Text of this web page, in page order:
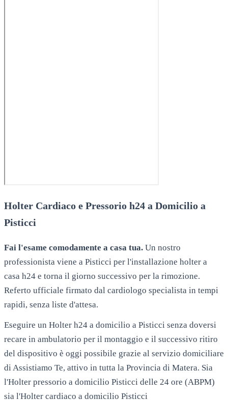
Holter Cardiaco e Pressorio h24 a Domicilio a
Pisticci
Fai l'esame comodamente a casa tua. Un nostro
professionista viene a Pisticci per l'installazione holter a
casa h24 e torna il giorno successivo per la rimozione.
Referto ufficiale firmato dal cardiologo specialista in tempi
rapidi, senza liste d'attesa.
Eseguire un Holter h24 a domicilio a Pisticci senza doversi
recare in ambulatorio per il montaggio e il successivo ritiro
del dispositivo è oggi possibile grazie al servizio domiciliare
di Assistiamo Te, attivo in tutta la Provincia di Matera. Sia
l'Holter pressorio a domicilio Pisticci delle 24 ore (ABPM)
sia l'Holter cardiaco a domicilio Pisticci